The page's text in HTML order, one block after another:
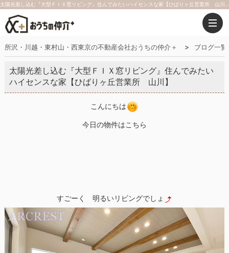
所沢・川越・東村山・西東京の不動産会社おうちの仲介＋ ブログ一覧
太陽光差し込む『大型ＦＩＸ窓リビング』住んでみたい
ハイセンスな家【ひばりヶ丘営業所 山川】
こんにちは
今日の物件はこちら
すごーく 明るいリビングでしょ